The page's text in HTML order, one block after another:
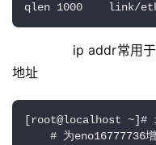
qlen 1000
ip addr常用于查
地址
[root@localhost ~]#
# 为eno16777736增